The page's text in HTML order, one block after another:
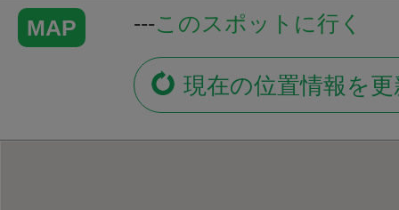
MAP ---このスポットに行く
現在の位置情報を